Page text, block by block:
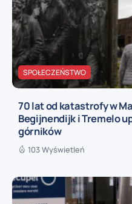
SPOŁECZEŃSTWO
70 lat od katastrofy w
Begijnendijk i Tremelo
górników
103 Wyświetleń